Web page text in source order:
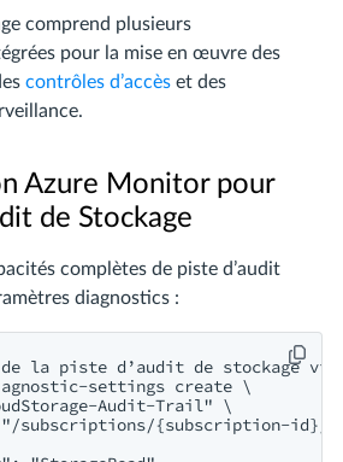
comprend plusieurs
pour la mise en œuvre des
contrôles d’accès et des
Azure Monitor pour
de Stockage
complètes de piste d’audit
diagnostics :
la piste d’audit de stockage via
settings create \
Audit-Trail" \
subscriptions/{subscription-id}/